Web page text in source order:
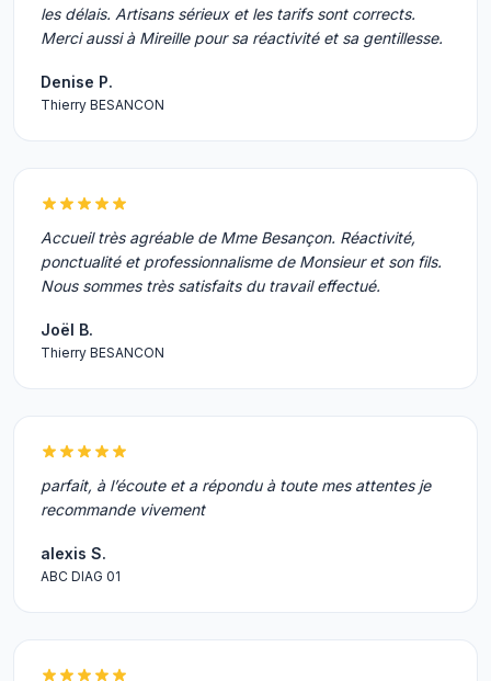
les délais. Artisans sérieux et les tarifs sont corrects.
Merci aussi à Mireille pour sa réactivité et sa gentillesse.
Denise P.
Thierry BESANCON
Accueil très agréable de Mme Besançon. Réactivité,
ponctualité et professionnalisme de Monsieur et son fils.
Nous sommes très satisfaits du travail effectué.
Joël B.
Thierry BESANCON
parfait, à l’écoute et a répondu à toute mes attentes je
recommande vivement
alexis S.
ABC DIAG 01